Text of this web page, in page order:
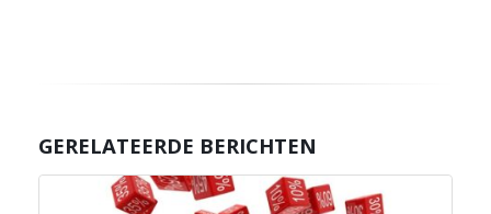
GERELATEERDE BERICHTEN